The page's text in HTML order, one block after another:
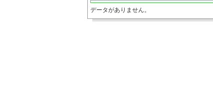
データがありません。